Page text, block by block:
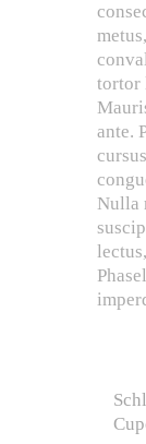
tortor
ante.
Nulla